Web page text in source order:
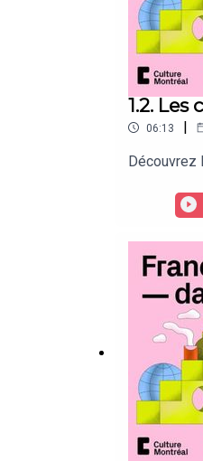
1.2.
06:13 |
Découvrez